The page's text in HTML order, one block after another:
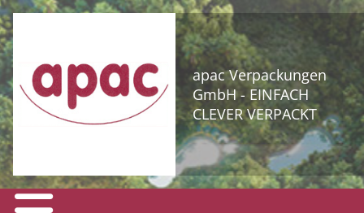
apac Verpackungen
GmbH - EINFACH
CLEVER VERPACKT